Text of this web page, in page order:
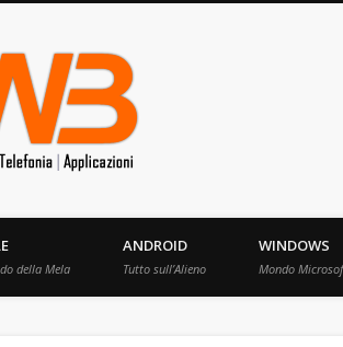
I migliori Video, Recensioni e Prove raccolti in
della Mela
ANDROID
Tutto sull’Alieno
WINDOWS
Mondo